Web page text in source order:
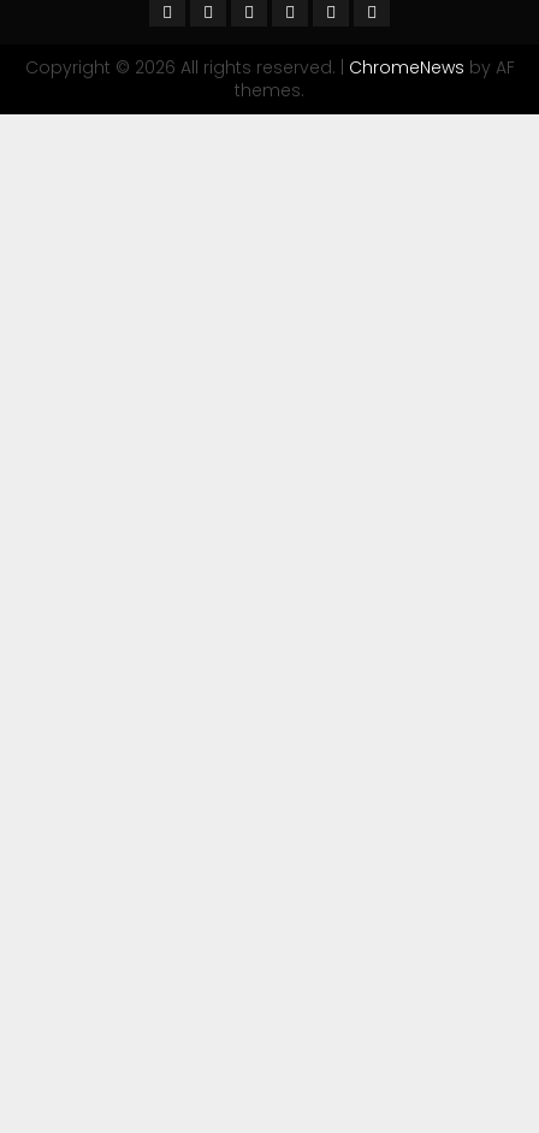
Copyright © 2026 All rights reserved. ChromeNews by AF
themes.